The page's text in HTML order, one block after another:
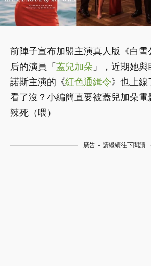
前陣子宣布加盟主演真人版《白雪
后的演員「 蓋兒加朵 」，近期她
諾斯主演的《紅色通緝令》也上線
看了沒？小編簡直要被蓋兒加朵電
辣死（喂）
廣告 - 請繼續往下閱讀